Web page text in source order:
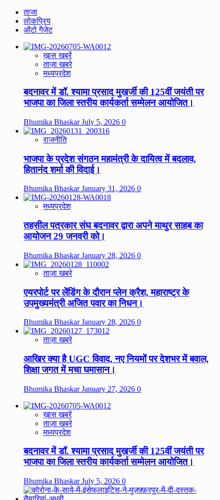
ताजा
लोकप्रिय
ऑटो गैजेट
ख़ास खबरें
ताज़ा खबरे
मध्यप्रदेश
बदनावर में डॉ. श्यामा प्रसाद मुखर्जी की 125वीं जयंती पर
भाजपा का जिला स्तरीय कार्यकर्ता सम्मेलन आयोजित।
Bhumika BhaskarJuly 5, 2026 0
राजनीति
भाजपा के प्रदेश संगठन महामंत्री के दायित्व में बदलाव,
हितानंद शर्मा की विदाई।
Bhumika BhaskarJanuary 31, 2026 0
मध्यप्रदेश
तहसील पत्रकार संघ बदनावर द्वारा अपने माथुर साहब का
आयोजन 29 जनवरी को।
Bhumika BhaskarJanuary 28, 2026 0
ताज़ा खबरे
एयरपोर्ट पर लेंडिंग के दौरान प्लेन क्रैश, महाराष्ट्र के
उपमुख्यमंत्री अजित पवार का निधन।
Bhumika BhaskarJanuary 28, 2026 0
ताज़ा खबरे
आखिर क्या है UGC विवाद, नए नियमों पर देशभर में बवाल,
शिक्षा जगत में मचा घमासान।
Bhumika BhaskarJanuary 27, 2026 0
ख़ास खबरें
ताज़ा खबरे
मध्यप्रदेश
बदनावर में डॉ. श्यामा प्रसाद मुखर्जी की 125वीं जयंती पर
भाजपा का जिला स्तरीय कार्यकर्ता सम्मेलन आयोजित।
Bhumika BhaskarJuly 5, 2026 0